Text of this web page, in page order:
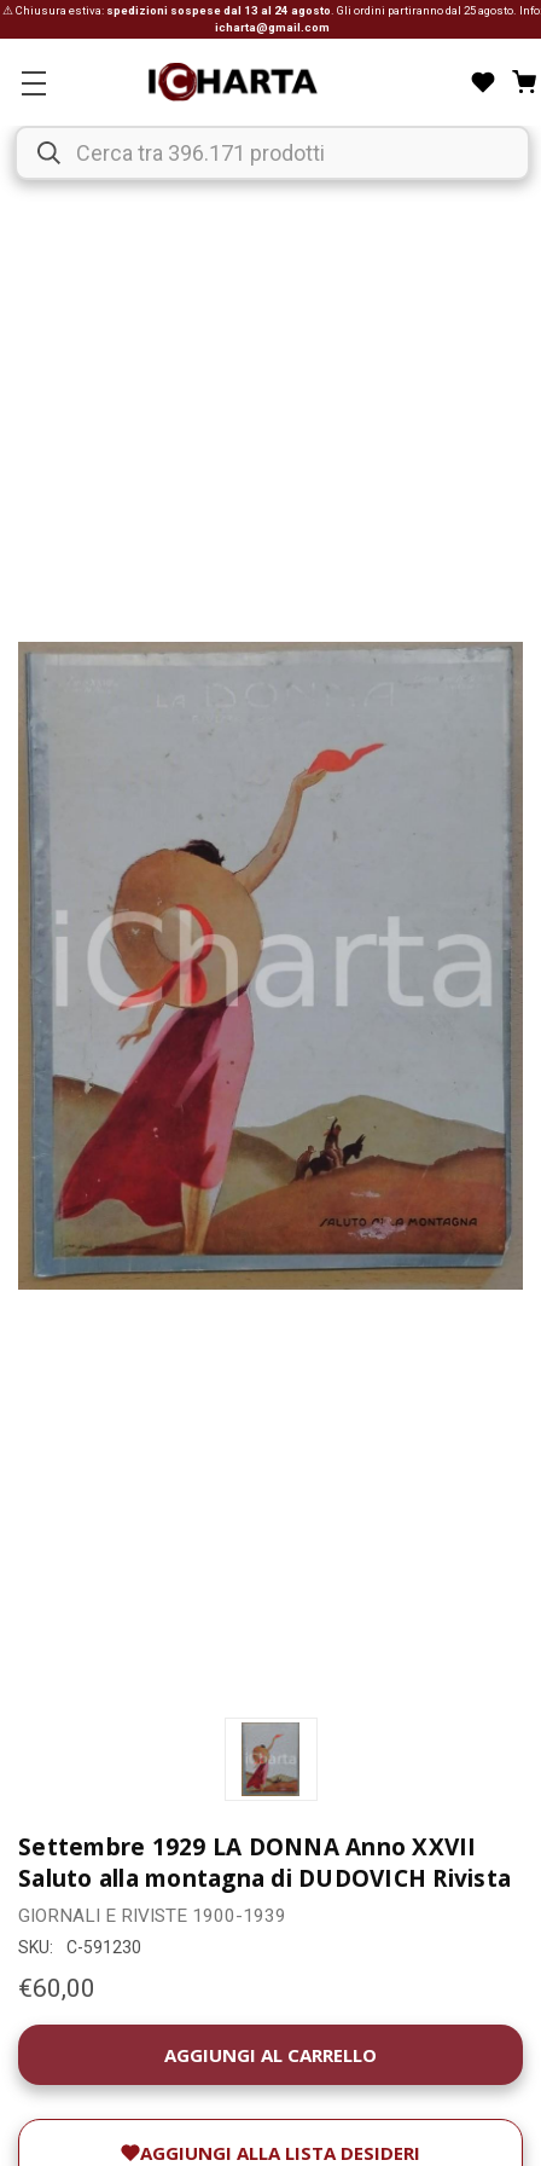
⚠ Chiusura estiva: spedizioni sospese dal 13 al 24 agosto . Gli ordini partiranno dal 25 agosto. Info:
icharta@gmail.com
Settembre 1929 LA DONNA Anno XXVII
Saluto alla montagna di DUDOVICH Rivista
GIORNALI E RIVISTE 1900-1939
SKU: C-591230
€60,00
DISPONIBILITÀ
ATTUALE:
AGGIUNGI ALLA LISTA DESIDERI